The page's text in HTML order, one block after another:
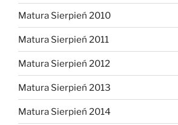
Matura Sierpień 2010
Matura Sierpień 2011
Matura Sierpień 2012
Matura Sierpień 2013
Matura Sierpień 2014